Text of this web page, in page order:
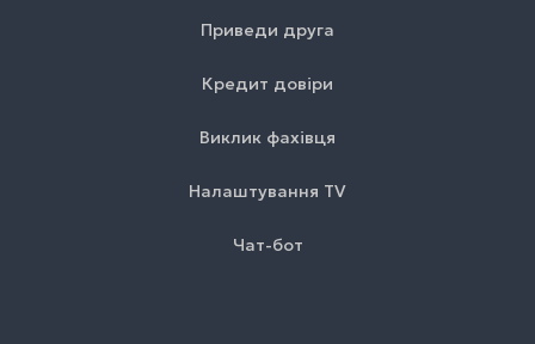
Приведи друга
Кредит довіри
Виклик фахівця
Налаштування TV
Чат-бот